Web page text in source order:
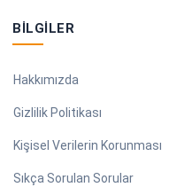
BILGILER
Hakkımızda
Gizlilik Politikası
Kişisel Verilerin Korunması
Sıkça Sorulan Sorular